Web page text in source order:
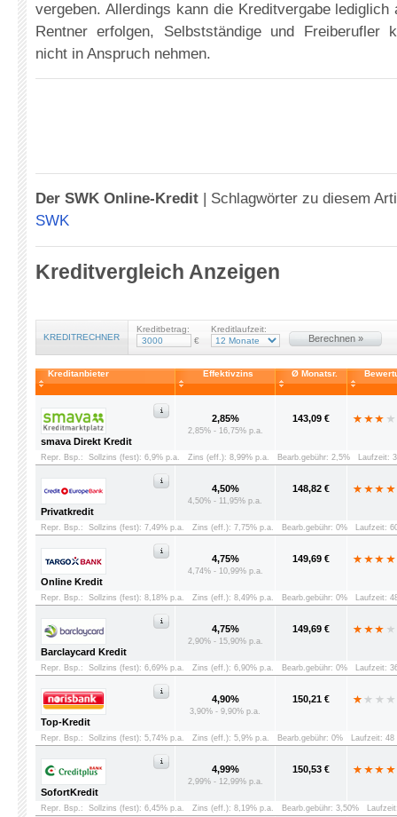
vergeben. Allerdings kann die Kreditvergabe lediglich
Rentner erfolgen, Selbstständige und Freiberufler
nicht in Anspruch nehmen.
Der SWK Online-Kredit | Schlagwörter zu diesem
SWK
Kreditvergleich Anzeigen
KREDITRECHNER
Kreditbetrag:
€
Kreditlaufzeit:
Berechnen »
Kreditanbieter Effektivzins Ø Monatsr.
smava Direkt Kredit
2,85%
2,85% - 16,75% p.a.
143,09 €
Repr. Bsp.: Sollzins (fest): 6,9% p.a. Zins (eff.): 8,99% p.a. Bearb.gebühr: 2,5% Laufzeit:
Privatkredit
4,50%
4,50% - 11,95% p.a.
148,82 €
Repr. Bsp.: Sollzins (fest): 7,49% p.a. Zins (eff.): 7,75% p.a. Bearb.gebühr: 0% Laufzeit:
Online Kredit
4,75%
4,74% - 10,99% p.a.
149,69 €
Repr. Bsp.: Sollzins (fest): 8,18% p.a. Zins (eff.): 8,49% p.a. Bearb.gebühr: 0% Laufzeit:
Barclaycard Kredit
4,75%
2,90% - 15,90% p.a.
149,69 €
Repr. Bsp.: Sollzins (fest): 6,69% p.a. Zins (eff.): 6,90% p.a. Bearb.gebühr: 0% Laufzeit:
Top-Kredit
4,90%
3,90% - 9,90% p.a.
150,21 €
Repr. Bsp.: Sollzins (fest): 5,74% p.a. Zins (eff.): 5,9% p.a. Bearb.gebühr: 0% Laufzeit: 48
SofortKredit
4,99%
2,99% - 12,99% p.a.
150,53 €
Repr. Bsp.: Sollzins (fest): 6,45% p.a. Zins (eff.): 8,19% p.a. Bearb.gebühr: 3,50%